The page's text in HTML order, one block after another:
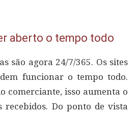
aberto o tempo todo
são agora 24/7/365. Os sites
funcionar o tempo todo.
comerciante, isso aumenta o
recebidos. Do ponto de vista